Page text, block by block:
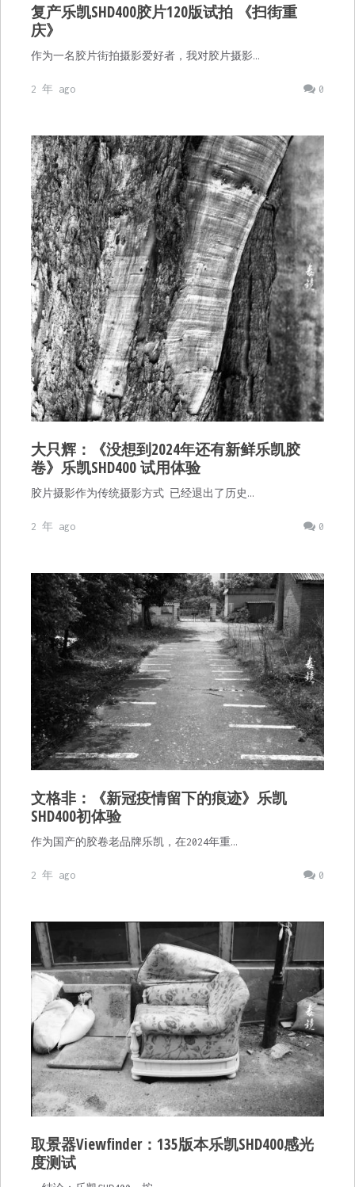
复产乐凯SHD400胶片120版试拍 《扫街重
庆》
作为一名胶片街拍摄影爱好者，我对胶片摄影…
0
2 年 ago
大只辉：《没想到2024年还有新鲜乐凯胶
卷》乐凯SHD400 试用体验
胶片摄影作为传统摄影方式 已经退出了历史…
0
2 年 ago
文格非：《新冠疫情留下的痕迹》乐凯
SHD400初体验
作为国产的胶卷老品牌乐凯，在2024年重…
0
2 年 ago
取景器Viewfinder：135版本乐凯SHD400感光
度测试